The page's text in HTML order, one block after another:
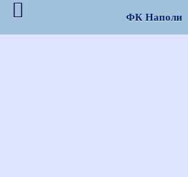
ФК Наполи